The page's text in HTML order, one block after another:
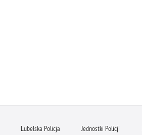
Lubelska Policja Jednostki Policji